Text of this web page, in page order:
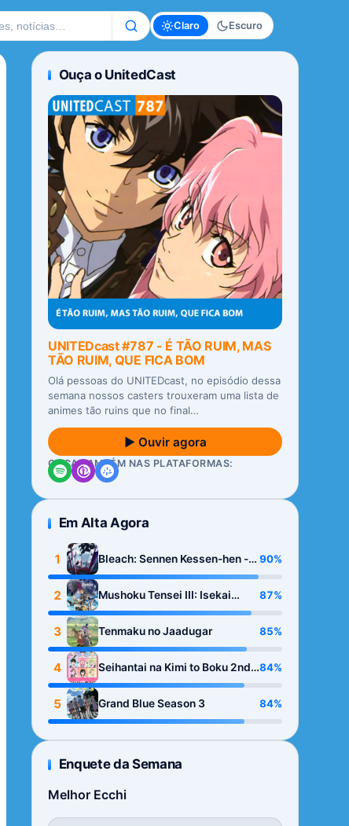
Claro Escuro
Ouça o UnitedCast
UNITEDcast #787 - É TÃO RUIM, MAS
TÃO RUIM, QUE FICA BOM
Olá pessoas do UNITEDcast, no episódio dessa
semana nossos casters trouxeram uma lista de
animes tão ruins que no final…
▶ Ouvir agora
OUÇA TAMBÉM NAS PLATAFORMAS:
Em Alta Agora
1
Bleach: Sennen Kessen-hen -
Kashin-tan
90%
2
Mushoku Tensei III: Isekai
Ittara Honki Dasu
87%
3 Tenmaku no Jaadugar 85%
4
Seihantai na Kimi to Boku 2nd
Season
84%
5 Grand Blue Season 3 84%
Enquete da Semana
Melhor Ecchi